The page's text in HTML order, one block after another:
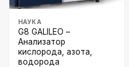
НАУКА
G8 GALILEO –
Анализатор
кислорода, азота,
водорода